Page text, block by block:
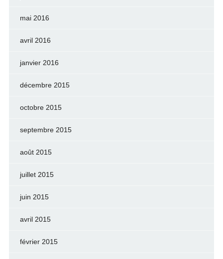
mai 2016
avril 2016
janvier 2016
décembre 2015
octobre 2015
septembre 2015
août 2015
juillet 2015
juin 2015
avril 2015
février 2015